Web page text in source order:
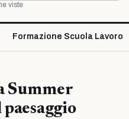
viste
Formazione Scuola Lavoro
Summer